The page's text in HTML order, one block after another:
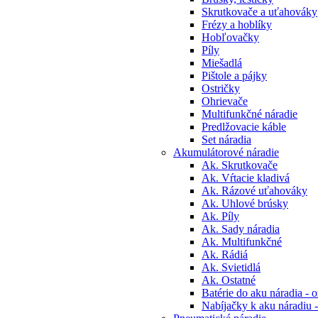
Skrutkovače a uťahováky
Frézy a hoblíky
Hobľovačky
Píly
Miešadlá
Pištole a pájky
Ostričky
Ohrievače
Multifunkčné náradie
Predlžovacie káble
Set náradia
Akumulátorové náradie
Ak. Skrutkovače
Ak. Vŕtacie kladivá
Ak. Rázové uťahováky
Ak. Uhlové brúsky
Ak. Píly
Ak. Sady náradia
Ak. Multifunkčné
Ak. Rádiá
Ak. Svietidlá
Ak. Ostatné
Batérie do aku náradia -
Nabíjačky k aku náradiu